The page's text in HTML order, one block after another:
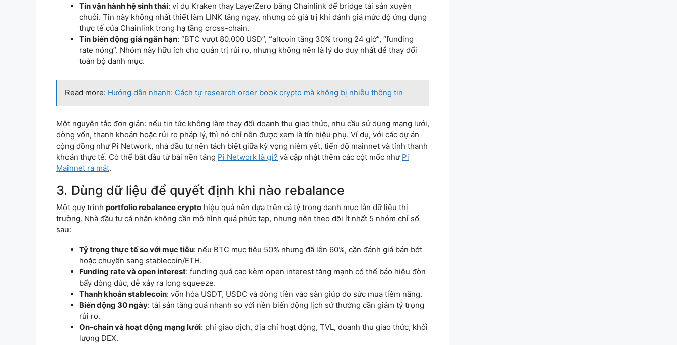
Tin vận hành hệ sinh thái: ví dụ Kraken thay LayerZero bằng Chainlink để bridge tài sản xuyên
chuỗi. Tin này không nhất thiết làm LINK tăng ngay, nhưng có giá trị khi đánh giá mức độ ứng dụng
thực tế của Chainlink trong hạ tầng cross-chain.
Tin biến động giá ngắn hạn: “BTC vượt 80.000 USD”, “altcoin tăng 30% trong 24 giờ”, “funding
rate nóng”. Nhóm này hữu ích cho quản trị rủi ro, nhưng không nên là lý do duy nhất để thay đổi
toàn bộ danh mục.
Read more: Hướng dẫn nhanh: Cách tự research order book crypto mà không bị nhiễu thông tin
Một nguyên tắc đơn giản: nếu tin tức không làm thay đổi doanh thu giao thức, nhu cầu sử dụng mạng lưới,
dòng vốn, thanh khoản hoặc rủi ro pháp lý, thì nó chỉ nên được xem là tín hiệu phụ. Ví dụ, với các dự án
cộng đồng như Pi Network, nhà đầu tư nên tách biệt giữa kỳ vọng niêm yết, tiến độ mainnet và tính thanh
khoản thực tế. Có thể bắt đầu từ bài nền tảng Pi Network là gì? và cập nhật thêm các cột mốc như Pi
Mainnet ra mắt.
3. Dùng dữ liệu để quyết định khi nào rebalance
Một quy trình portfolio rebalance crypto hiệu quả nên dựa trên cả tỷ trọng danh mục lẫn dữ liệu thị
trường. Nhà đầu tư cá nhân không cần mô hình quá phức tạp, nhưng nên theo dõi ít nhất 5 nhóm chỉ số
sau:
Tỷ trọng thực tế so với mục tiêu: nếu BTC mục tiêu 50% nhưng đã lên 60%, cần đánh giá bán bớt
hoặc chuyển sang stablecoin/ETH.
Funding rate và open interest: funding quá cao kèm open interest tăng mạnh có thể báo hiệu đòn
bẩy đông đúc, dễ xảy ra long squeeze.
Thanh khoản stablecoin: vốn hóa USDT, USDC và dòng tiền vào sàn giúp đo sức mua tiềm năng.
Biến động 30 ngày: tài sản tăng quá nhanh so với nền biến động lịch sử thường cần giảm tỷ trọng
rủi ro.
On-chain và hoạt động mạng lưới: phí giao dịch, địa chỉ hoạt động, TVL, doanh thu giao thức, khối
lượng DEX.